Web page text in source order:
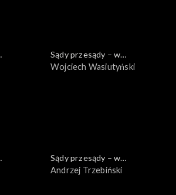
Sądy przesądy – w
powiększeniu
Wojciech Wasiutyński
Sądy przesądy – w
powiększeniu
Andrzej Trzebiński